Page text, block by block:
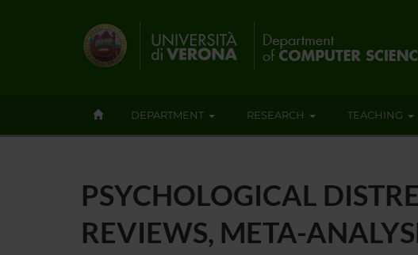
DEPARTMENT RESEARCH TEACHING
PSYCHOLOGICAL
REVIEWS, META-